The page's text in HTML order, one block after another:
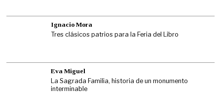
Ignacio Mora
Tres clásicos patrios para la Feria del Libro
Eva Miguel
La Sagrada Familia, historia de un monumento
interminable